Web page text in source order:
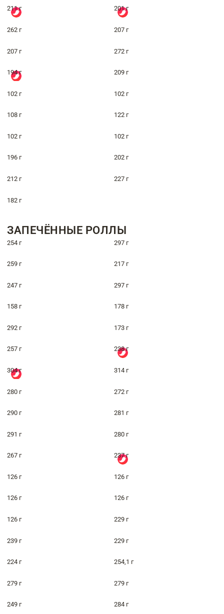
211 г 201 г
262 г 207 г
207 г 272 г
194 г 209 г
102 г 102 г
108 г 122 г
102 г 102 г
196 г 202 г
212 г 227 г
182 г
ЗАПЕЧЁННЫЕ РОЛЛЫ
254 г 297 г
259 г 217 г
247 г 297 г
158 г 178 г
292 г 173 г
257 г 238 г
304 г 314 г
280 г 272 г
290 г 281 г
291 г 280 г
267 г 237 г
126 г 126 г
126 г 126 г
126 г 229 г
239 г 229 г
224 г 254,1 г
279 г 279 г
249 г 284 г